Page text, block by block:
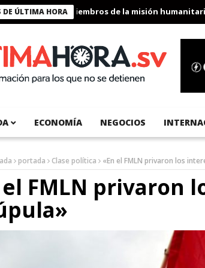
DE ÚLTIMA HORAa miembros de la misión humanitaria
ECONOMÍA NEGOCIOS
portada Clase política «En el FMLN privaron los
el FMLN privaron